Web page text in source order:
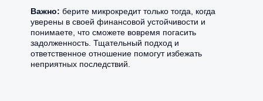
Важно: берите микрокредит только тогда, когда
уверены в своей финансовой устойчивости и
понимаете, что сможете вовремя погасить
задолженность. Тщательный подход и
ответственное отношение помогут избежать
неприятных последствий.